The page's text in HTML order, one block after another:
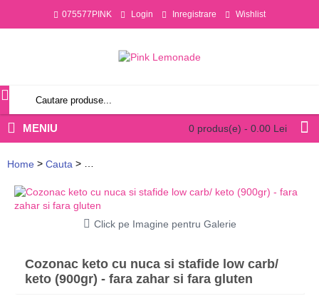
075577PINK Login Inregistrare Wishlist
0 produs(e) - 0.00 Lei
MENIU
Home > Cauta > Cozonac keto cu nuca si stafide low carb/ keto
Click pe Imagine pentru Galerie
Cozonac keto cu nuca si stafide low carb/
keto (900gr) - fara zahar si fara gluten